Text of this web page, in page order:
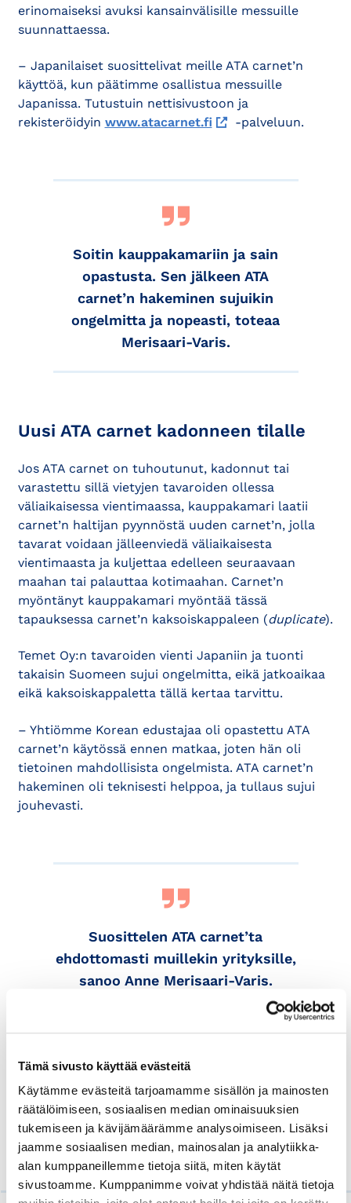
Tämä sivusto käyttää evästeitä
Käytämme evästeitä tarjoamamme sisällön ja mainosten
räätälöimiseen, sosiaalisen median ominaisuuksien
tukemiseen ja kävijämäärämme analysoimiseen. Lisäksi
jaamme sosiaalisen median, mainosalan ja analytiikka-
alan kumppaneillemme tietoja siitä, miten käytät
sivustoamme. Kumppanimme voivat yhdistää näitä tietoja
erinomaiseksi avuksi kansainvälisille messuille
suunnattaessa.
– Japanilaiset suosittelivat meille ATA carnet’n
käyttöä, kun päätimme osallistua messuille
Japanissa. Tutustuin nettisivustoon ja
rekisteröidyin www.atacarnet.fi -palveluun.
Soitin kauppakamariin ja sain
opastusta. Sen jälkeen ATA
carnet’n hakeminen sujuikin
ongelmitta ja nopeasti, toteaa
Merisaari-Varis.
Uusi ATA carnet kadonneen tilalle
Jos ATA carnet on tuhoutunut, kadonnut tai
varastettu sillä vietyjen tavaroiden ollessa
väliaikaisessa vientimaassa, kauppakamari laatii
carnet’n haltijan pyynnöstä uuden carnet’n, jolla
tavarat voidaan jälleenviedä väliaikaisesta
vientimaasta ja kuljettaa edelleen seuraavaan
maahan tai palauttaa kotimaahan. Carnet’n
myöntänyt kauppakamari myöntää tässä
tapauksessa carnet’n kaksoiskappaleen (duplicate).
Temet Oy:n tavaroiden vienti Japaniin ja tuonti
takaisin Suomeen sujui ongelmitta, eikä jatkoaikaa
eikä kaksoiskappaletta tällä kertaa tarvittu.
– Yhtiömme Korean edustajaa oli opastettu ATA
carnet’n käytössä ennen matkaa, joten hän oli
tietoinen mahdollisista ongelmista. ATA carnet’n
hakeminen oli teknisesti helppoa, ja tullaus sujui
jouhevasti.
Suosittelen ATA carnet’ta
ehdottomasti muillekin yrityksille,
sanoo Anne Merisaari-Varis.
Temet tarjoaa suojateknologian erityisosaamistaan
asiakkaidensa käyttöön helpottamaan suojien
suunnittelua ja rakentamista yhä toimivampien ja
taloudellisempien suojaratkaisujen
aikaansaamiseksi.